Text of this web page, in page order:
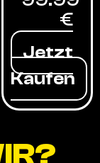
€
Jetzt
Kaufen